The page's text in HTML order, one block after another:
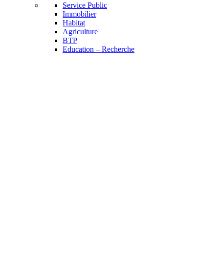
Service Public
Immobilier
Habitat
Agriculture
BTP
Education – Recherche